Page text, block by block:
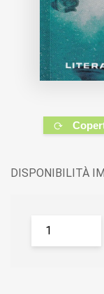
DISPONIBILITÀ